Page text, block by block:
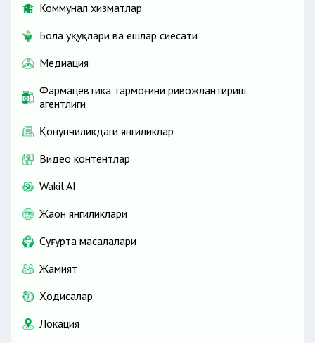
Коммунал хизматлар
Бола ҳуқуқлари ва ёшлар сиёсати
Медиация
Фармацевтика тармоғини ривожлантириш
агентлиги
Қонунчиликдаги янгиликлар
Видео контентлар
Wakil AI
Жаҳон янгиликлари
Cуғурта масалалари
Жамият
Ҳодисалар
Локация